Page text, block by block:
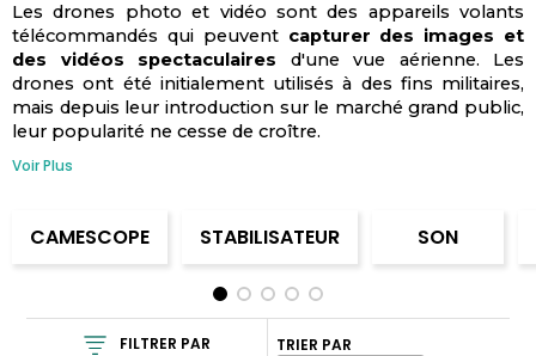
Les drones photo et vidéo sont des appareils volants
télécommandés qui peuvent capturer des images et
des vidéos spectaculaires d'une vue aérienne. Les
drones ont été initialement utilisés à des fins militaires,
mais depuis leur introduction sur le marché grand public,
leur popularité ne cesse de croître.
Voir Plus
CAMESCOPE STABILISATEUR SON
FILTRER PAR TRIER PAR